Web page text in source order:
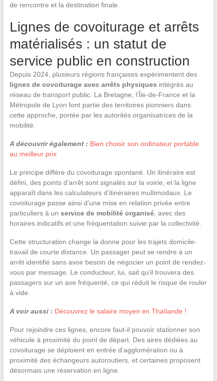
de rencontre et la destination finale.
Lignes de covoiturage et arrêts
matérialisés : un statut de
service public en construction
Depuis 2024, plusieurs régions françaises expérimentent des
lignes de covoiturage avec arrêts physiques intégrés au
réseau de transport public. La Bretagne, l’Île-de-France et la
Métropole de Lyon font partie des territoires pionniers dans
cette approche, portée par les autorités organisatrices de la
mobilité.
A découvrir également : Bien choisir son ordinateur portable
au meilleur prix
Le principe diffère du covoiturage spontané. Un itinéraire est
défini, des points d’arrêt sont signalés sur la voirie, et la ligne
apparaît dans les calculateurs d’itinéraires multimodaux. Le
covoiturage passe ainsi d’une mise en relation privée entre
particuliers à un service de mobilité organisé, avec des
horaires indicatifs et une fréquentation suivie par la collectivité.
Cette structuration change la donne pour les trajets domicile-
travail de courte distance. Un passager peut se rendre à un
arrêt identifié sans avoir besoin de négocier un point de rendez-
vous par message. Le conducteur, lui, sait qu’il trouvera des
passagers sur un axe fréquenté, ce qui réduit le risque de rouler
à vide.
A voir aussi : Découvrez le salaire moyen en Thaïlande !
Pour rejoindre ces lignes, encore faut-il pouvoir stationner son
véhicule à proximité du point de départ. Des aires dédiées au
covoiturage se déploient en entrée d’agglomération ou à
proximité des échangeurs autoroutiers, et certaines proposent
désormais une réservation en ligne.